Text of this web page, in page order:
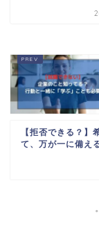
【拒否できる？】
て、万が一に備え